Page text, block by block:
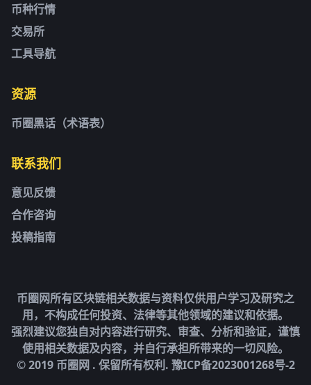
币种行情
交易所
工具导航
资源
币圈黑话（术语表）
联系我们
意见反馈
合作咨询
投稿指南
币圈网所有区块链相关数据与资料仅供用户学习及研究之
用，不构成任何投资、法律等其他领域的建议和依据。
强烈建议您独自对内容进行研究、审查、分析和验证，谨慎
使用相关数据及内容，并自行承担所带来的一切风险。
© 2019 币圈网 . 保留所有权利. 豫ICP备2023001268号-2